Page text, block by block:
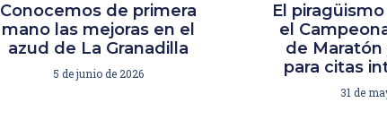
Conocemos de primera
mano las mejoras en el
azud de La Granadilla
5 de junio de 2026
El
el
de Maratón
para citas
31 de